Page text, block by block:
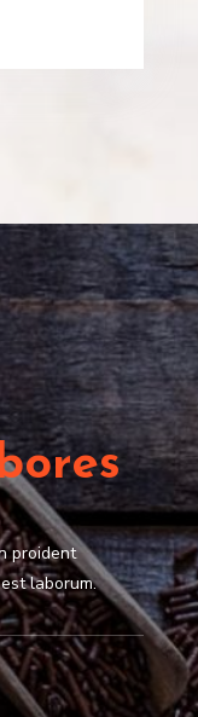
proident
laborum.